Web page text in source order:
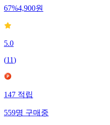
67%4,900원
5.0
(11)
147적립
559명구매중